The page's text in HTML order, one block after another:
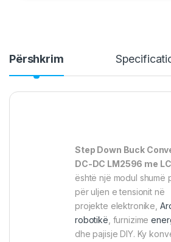
Përshkrim
Step Down Buck
DC-DC LM2596 me
është një modul shumë
për uljen e tensionit në
projekte elektronike,
robotikë , furnizime
dhe pajisje DIY. Ky